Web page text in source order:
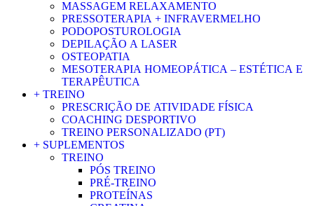
MASSAGEM RELAXAMENTO
PRESSOTERAPIA + INFRAVERMELHO
PODOPOSTUROLOGIA
DEPILAÇÃO A LASER
OSTEOPATIA
MESOTERAPIA HOMEOPÁTICA – ESTÉTICA E
TERAPÊUTICA
+ TREINO
PRESCRIÇÃO DE ATIVIDADE FÍSICA
COACHING DESPORTIVO
TREINO PERSONALIZADO (PT)
+ SUPLEMENTOS
TREINO
PÓS TREINO
PRÉ-TREINO
PROTEÍNAS